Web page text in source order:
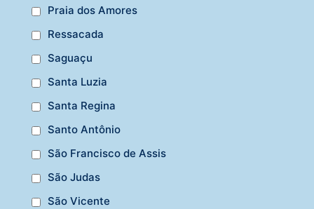
Praia dos Amores
Ressacada
Saguaçu
Santa Luzia
Santa Regina
Santo Antônio
São Francisco de Assis
São Judas
São Vicente